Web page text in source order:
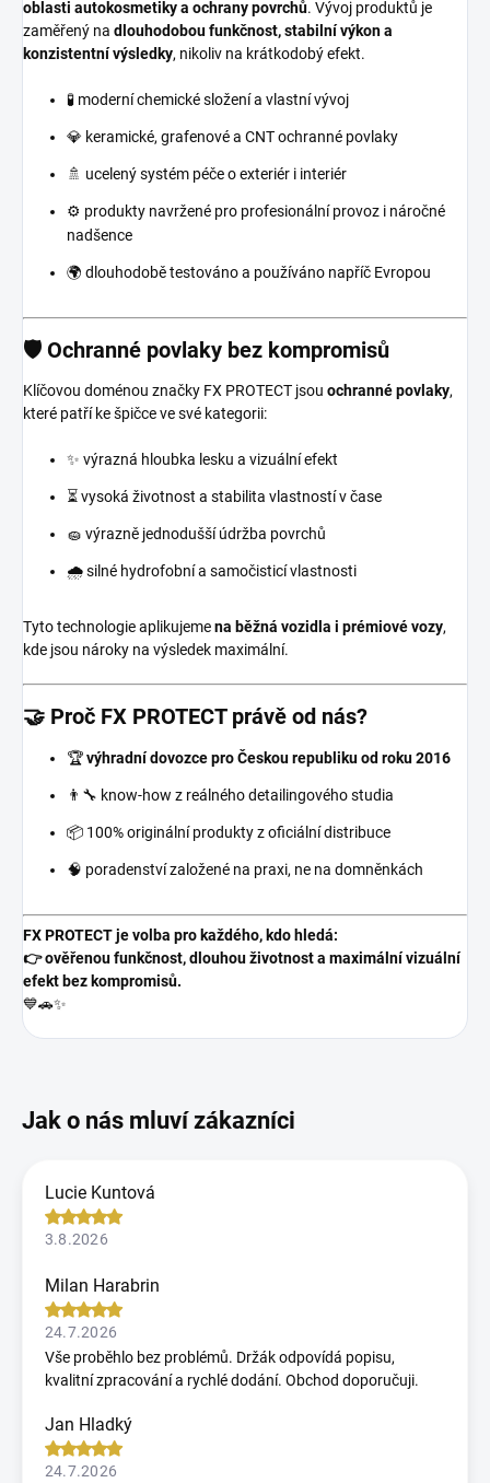
oblasti autokosmetiky a ochrany povrchů. Vývoj produktů je
zaměřený na dlouhodobou funkčnost, stabilní výkon a
konzistentní výsledky, nikoliv na krátkodobý efekt.
🧪 moderní chemické složení a vlastní vývoj
💎 keramické, grafenové a CNT ochranné povlaky
🚿 ucelený systém péče o exteriér i interiér
⚙️ produkty navržené pro profesionální provoz i náročné
nadšence
🌍 dlouhodobě testováno a používáno napříč Evropou
🛡️ Ochranné povlaky bez kompromisů
Klíčovou doménou značky FX PROTECT jsou ochranné povlaky,
které patří ke špičce ve své kategorii:
✨ výrazná hloubka lesku a vizuální efekt
⏳ vysoká životnost a stabilita vlastností v čase
🧽 výrazně jednodušší údržba povrchů
🌧️ silné hydrofobní a samočisticí vlastnosti
Tyto technologie aplikujemena běžná vozidla i prémiové vozy,
kde jsou nároky na výsledek maximální.
🤝 Proč FX PROTECT právě od nás?
🏆výhradní dovozce pro Českou republiku od roku 2016
👨‍🔧 know-how z reálného detailingového studia
📦 100% originální produkty z oficiální distribuce
🧠 poradenství založené na praxi, ne na domněnkách
FX PROTECT je volba pro každého, kdo hledá:
👉 ověřenou funkčnost, dlouhou životnost a maximální vizuální
efekt bez kompromisů.
💙🚗✨
Lucie Kuntová
3.8.2026
Milan Harabrin
24.7.2026
Vše proběhlo bez problémů. Držák odpovídá popisu,
kvalitní zpracování a rychlé dodání. Obchod doporučuji.
Jan Hladký
24.7.2026